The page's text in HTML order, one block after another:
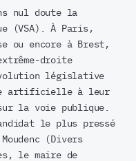
nul doute la
(VSA). À Paris,
ou encore à Brest,
droite
législative
artificielle à leur
la voie publique.
le plus pressé
(Divers
le maire de